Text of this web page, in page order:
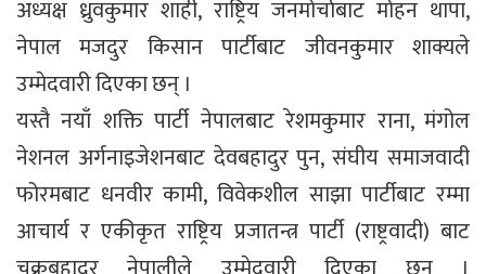
अध्यक्ष ध्रुवकुमार शाही, राष्ट्रिय जनमोर्चाबाट मोहन थापा,
नेपाल मजदुर किसान पार्टीबाट जीवनकुमार शाक्यले
उम्मेदवारी दिएका छन् ।
यस्तै नयाँ शक्ति पार्टी नेपालबाट रेशमकुमार राना, मंगोल
नेशनल अर्गनाइजेशनबाट देवबहादुर पुन, संघीय समाजवादी
फोरमबाट धनवीर कामी, विवेकशील साझा पार्टीबाट रम्मा
आचार्य र एकीकृत राष्ट्रिय प्रजातन्त्र पार्टी (राष्ट्रवादी) बाट